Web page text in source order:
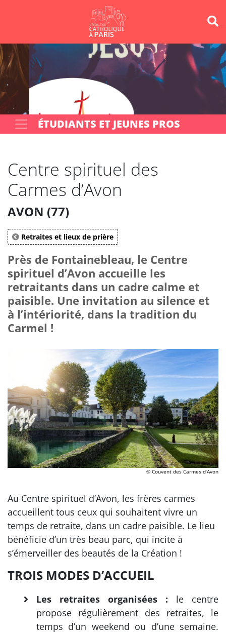
Votre recherche
ÉTUDIANTS ET JEUNES PROS
Centre spirituel des
Carmes d’Avon
AVON (77)
Retraites et lieux de prière
Près de Fontainebleau, le Centre
spirituel d’Avon accueille les
retraitants dans un cadre calme et
paisible. Une invitation au silence et
à l’intériorité, dans la tradition du
Carmel !
© Couvent des Carmes d’Avon
Au Centre spirituel d’Avon, les frères carmes
accueillent tous ceux qui souhaitent vivre un
temps de retraite, dans un cadre paisible. Le lieu
bénéficie d’un très beau parc, qui incite à
s’émerveiller des beautés de la Création !
TROIS MODES D’ACCUEIL
Les retraites organisées : le centre
propose régulièrement des retraites, le
temps d’un weekend ou d’une semaine.
Panneau de gestion des cookies